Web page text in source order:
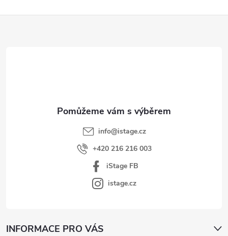
info@istage.cz
+420 216 216 003
iStage FB
istage.cz
INFORMACE PRO VÁS